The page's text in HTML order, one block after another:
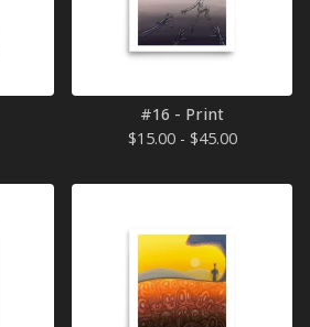
#16 - Print
$15.00 - $45.00